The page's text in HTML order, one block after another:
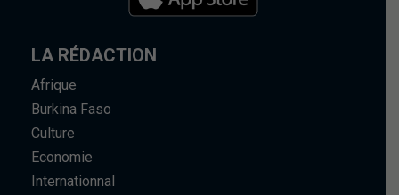
LA RÉDACTION
Afrique
Burkina Faso
Culture
Economie
Internationnal